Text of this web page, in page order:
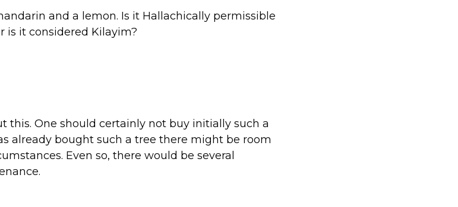
and a lemon. Is it Hallachically permissible
is it considered Kilayim?
this. One should certainly not buy initially such a
already bought such a tree there might be room
Even so, there would be several